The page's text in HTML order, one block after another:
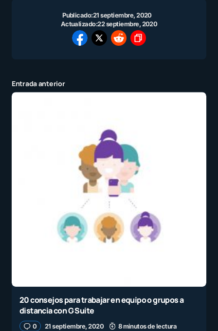
Publicado:21 septiembre, 2020
Actualizado:22 septiembre, 2020
Entrada anterior
20 consejos para trabajar en equipo o grupos a
distancia con G Suite
0 21 septiembre, 2020 8 minutos de lectura